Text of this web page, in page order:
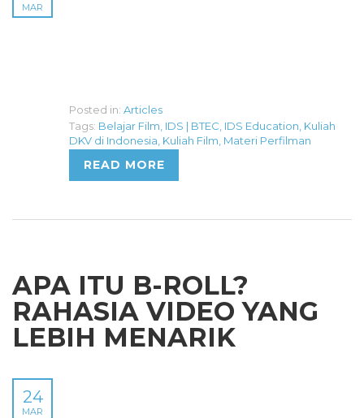
MAR
Posted in: Articles
Tags: Belajar Film IDS | BTEC IDS Education Kuliah
DKV di Indonesia Kuliah Film Materi Perfilman
READ MORE
APA ITU B-ROLL?
RAHASIA VIDEO YANG
LEBIH MENARIK
24
MAR